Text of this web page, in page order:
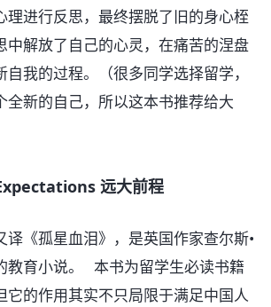
理进行反思，最终摆脱了旧的身心桎
中解放了自己的心灵，在痛苦的涅盘
我的过程。（很多同学选择留学，
全新的自己，所以这本书推荐给大
远大前程
译《孤星血泪》，是英国作家查尔斯•
教育小说。 本书为留学生必读书籍
它的作用其实不只局限于满足中国人